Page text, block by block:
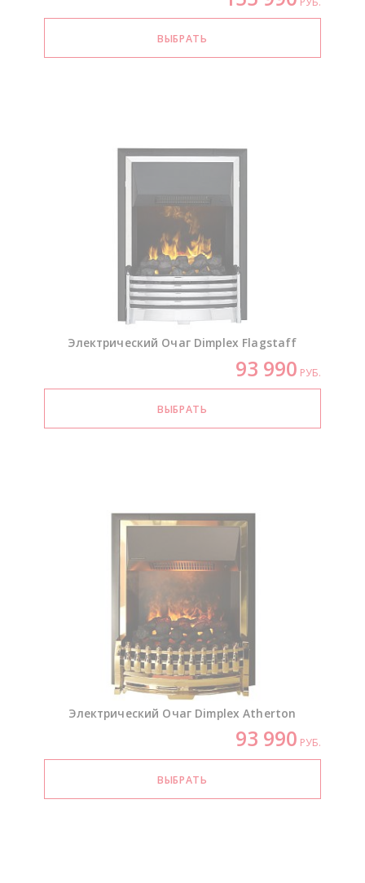
Электрический Очаг Dimplex Flagstaff
93 990 РУБ.
Электрический Очаг Dimplex Atherton
93 990 РУБ.